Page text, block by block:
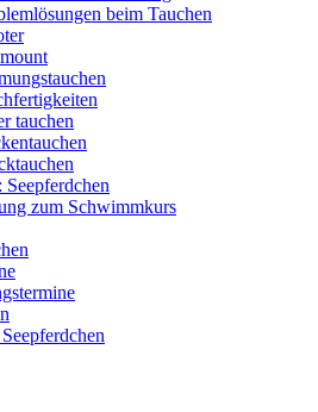
beim Tauchen
tauchen
zum Schwimmkurs